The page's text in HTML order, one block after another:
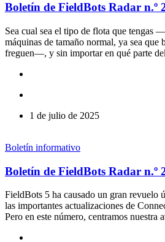
Boletín de FieldBots Radar n.º
Sea cual sea el tipo de flota que tengas
máquinas de tamaño normal, ya sea que
freguen—, y sin importar en qué parte
1 de julio de 2025
Boletín informativo
Boletín de FieldBots Radar n.º
FieldBots 5 ha causado un gran revuelo
las importantes actualizaciones de
Pero en este número, centramos